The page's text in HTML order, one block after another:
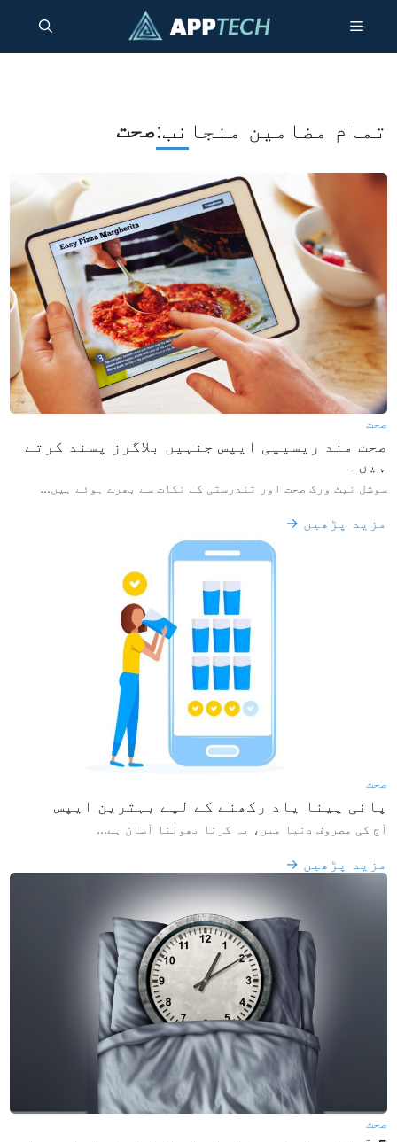
جائیں۔
مینو
تمام مضامین منجانب:صحت
صحت
صحت مند ریسیپی ایپس جنہیں بلاگرز پسند کرتے
ہیں۔
سوشل نیٹ ورک صحت اور تندرستی کے نکات سے بھرے ہوئے ہیں...
مزید پڑھیں →
صحت
پانی پینا یاد رکھنے کے لیے بہترین ایپس
آج کی مصروف دنیا میں، یہ کرنا بھولنا آسان ہے...
مزید پڑھیں →
صحت